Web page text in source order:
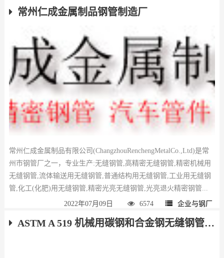
常州仁成金属制品钢管制造厂
常州仁成金属制品有限公司(ChangzhouRenchengMetalCo.,Ltd)是常
州市钢管厂之一，专业生产:无缝钢管,高精密无缝钢管,精密机械用
无缝钢管,流体输送用无缝钢管,普通结构用无缝钢管,工业用无缝钢
管,化工(化肥)用无缝钢管,精密光亮无缝钢管,光亮退火精密钢管...
2022年07月09日 6574 企业与钢厂
ASTM A 519 机械用碳钢和合金钢无缝钢管 下载